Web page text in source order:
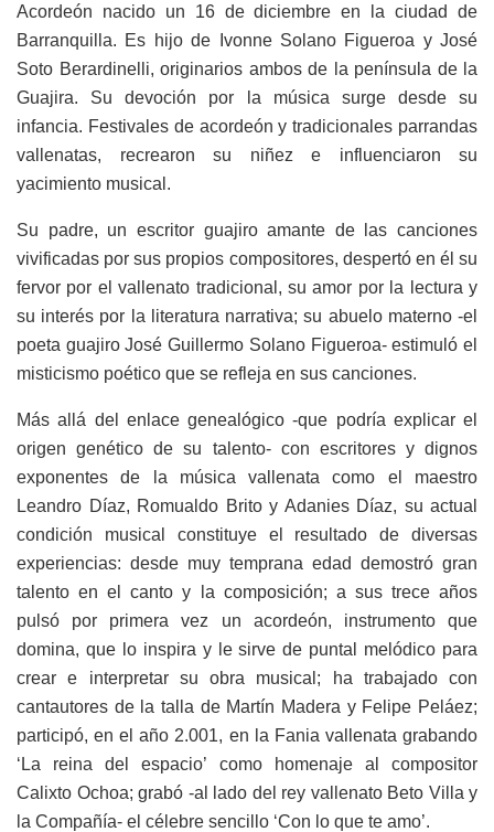
Acordeón nacido un 16 de diciembre en la ciudad de
Barranquilla. Es hijo de Ivonne Solano Figueroa y José
Soto Berardinelli, originarios ambos de la península de la
Guajira. Su devoción por la música surge desde su
infancia. Festivales de acordeón y tradicionales parrandas
vallenatas, recrearon su niñez e influenciaron su
yacimiento musical.
Su padre, un escritor guajiro amante de las canciones
vivificadas por sus propios compositores, despertó en él su
fervor por el vallenato tradicional, su amor por la lectura y
su interés por la literatura narrativa; su abuelo materno -el
poeta guajiro José Guillermo Solano Figueroa- estimuló el
misticismo poético que se refleja en sus canciones.
Más allá del enlace genealógico -que podría explicar el
origen genético de su talento- con escritores y dignos
exponentes de la música vallenata como el maestro
Leandro Díaz, Romualdo Brito y Adanies Díaz, su actual
condición musical constituye el resultado de diversas
experiencias: desde muy temprana edad demostró gran
talento en el canto y la composición; a sus trece años
pulsó por primera vez un acordeón, instrumento que
domina, que lo inspira y le sirve de puntal melódico para
crear e interpretar su obra musical; ha trabajado con
cantautores de la talla de Martín Madera y Felipe Peláez;
participó, en el año 2.001, en la Fania vallenata grabando
‘La reina del espacio’ como homenaje al compositor
Calixto Ochoa; grabó -al lado del rey vallenato Beto Villa y
la Compañía- el célebre sencillo ‘Con lo que te amo’.